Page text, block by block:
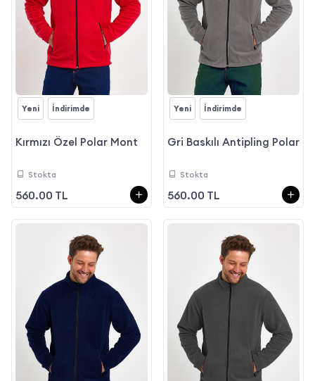
Yeni İndirimde
Kırmızı Özel Polar Mont
Stokta
560.00 TL
Yeni İndirimde
Gri Baskılı Antipling Polar
Stokta
560.00 TL